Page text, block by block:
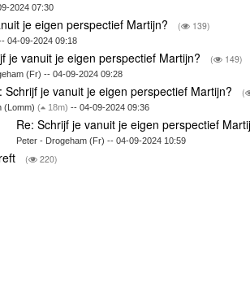
2024 07:30
je eigen perspectief Martijn? ( 139)
04-09-2024 09:18
je vanuit je eigen perspectief Martijn? ( 149)
(Fr) -- 04-09-2024 09:28
Schrijf je vanuit je eigen perspectief Martijn? (
(Lomm)( 18m) -- 04-09-2024 09:36
Re: Schrijf je vanuit je eigen perspectief
Peter - Drogeham (Fr) -- 04-09-2024 10:59
( 220)